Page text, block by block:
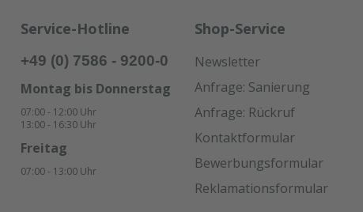
Service-Hotline
+49 (0) 7586 - 9200-0
Montag bis Donnerstag
07:00 - 12:00 Uhr
13:00 - 16:30 Uhr
Freitag
07:00 - 13:00 Uhr
Shop-Service
Newsletter
Anfrage: Sanierung
Anfrage: Rückruf
Kontaktformular
Bewerbungsformular
Reklamationsformular